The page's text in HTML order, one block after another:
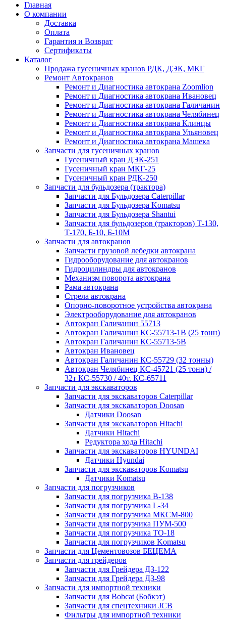
Главная
О компании
Доставка
Оплата
Гарантия и Возврат
Сертификаты
Каталог
Продажа гусеничных кранов РДК, ДЭК, МКГ
Ремонт Автокранов
Ремонт и Диагностика автокрана Zoomlion
Ремонт и Диагностика автокрана Ивановец
Ремонт и Диагностика автокрана Галичанин
Ремонт и Диагностика автокрана Челябинец
Ремонт и Диагностика автокрана Клинцы
Ремонт и Диагностика автокрана Ульяновец
Ремонт и Диагностика автокрана Машека
Запчасти для гусеничных кранов
Гусеничный кран ДЭК-251
Гусеничный кран МКГ-25
Гусеничный кран РДК-250
Запчасти для бульдозера (трактора)
Запчасти для Бульдозера Caterpillar
Запчасти для Бульдозера Komatsu
Запчасти для Бульдозера Shantui
Запчасти для бульдозеров (тракторов) Т-130,
Т-170, Б-10, Б-10М
Запчасти для автокранов
Запчасти грузовой лебедки автокрана
Гидрооборудование для автокранов
Гидроцилиндры для автокранов
Механизм поворота автокрана
Рама автокрана
Стрела автокрана
Опорно-поворотное устройства автокрана
Электрооборудование для автокранов
Автокран Галичанин 55713
Автокран Галичанин КС-55713-1В (25 тонн)
Автокран Галичанин КС-55713-5В
Автокран Ивановец
Автокран Галичанин КС-55729 (32 тонны)
Автокран Челябинец КС-45721 (25 тонн) /
32т КС-55730 / 40т. КС-65711
Запчасти для экскаваторов
Запчасти для экскаваторов Caterpillar
Запчасти для экскаваторов Doosan
Датчики Doosan
Запчасти для экскаваторов Hitachi
Датчики Hitachi
Редуктора хода Hitachi
Запчасти для экскаваторов HYUNDAI
Датчики Hyundai
Запчасти для экскаваторов Komatsu
Датчики Komatsu
Запчасти для погрузчиков
Запчасти для погрузчика B-138
Запчасти для погрузчика L-34
Запчасти для погрузчика МКСМ-800
Запчасти для погрузчика ПУМ-500
Запчасти для погрузчика ТО-18
Запчасти для погрузчиков Komatsu
Запчасти для Цементовозов БЕЦЕМА
Запчасти для грейдеров
Запчасти для Грейдера ДЗ-122
Запчасти для Грейдера ДЗ-98
Запчасти для импортной техники
Запчасти для Bobcat (Бобкэт)
Запчасти для спецтехники JCB
Фильтры для импортной техники